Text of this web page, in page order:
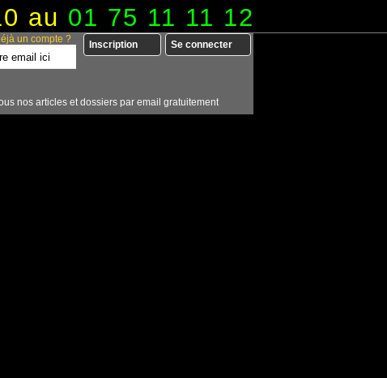
au 01 75 11 11 12
un compte ? Se connecter
Inscription
nos articles et dossiers par email gratuitement